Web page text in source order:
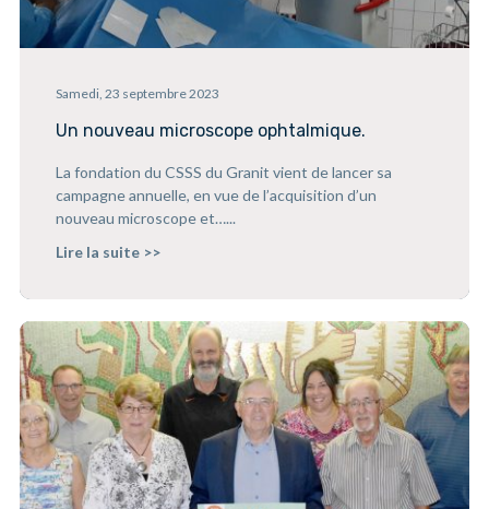
Samedi, 23 septembre 2023
Un nouveau microscope ophtalmique.
La fondation du CSSS du Granit vient de lancer sa
campagne annuelle, en vue de l’acquisition d’un
nouveau microscope et…...
Lire la suite >>